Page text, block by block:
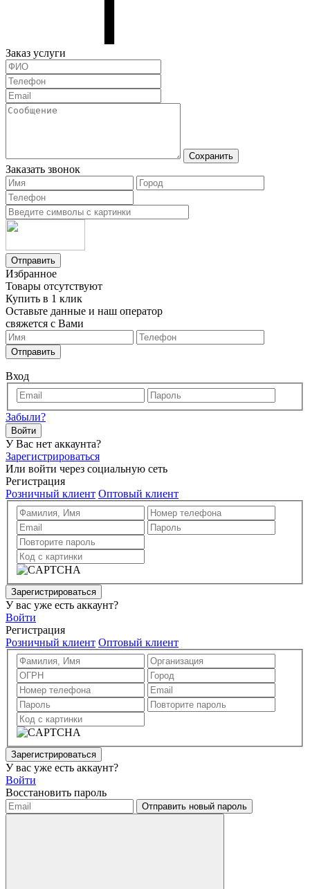
Заказ услуги
Сохранить
Заказать звонок
Отправить
Избранное
Товары отсутствуют
Купить в 1 клик
Оставьте данные и наш оператор
свяжется с Вами
Отправить
Вход
Забыли?
Войти
У Вас нет аккаунта?
Зарегистрироваться
Или войти через социальную сеть
Регистрация
Розничный клиент Оптовый клиент
Зарегистрироваться
У вас уже есть аккаунт?
Войти
Регистрация
Розничный клиент Оптовый клиент
Зарегистрироваться
У вас уже есть аккаунт?
Войти
Восстановить пароль
Отправить новый пароль